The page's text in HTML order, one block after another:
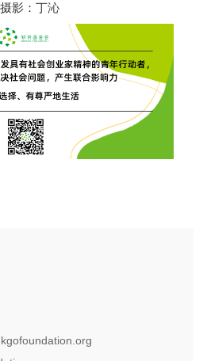
摄影：丁沁